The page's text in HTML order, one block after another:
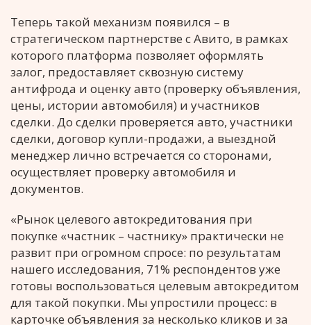
Теперь такой механизм появился – в
стратегическом партнерстве с Авито, в рамках
которого платформа позволяет оформлять
залог, предоставляет сквозную систему
антифрода и оценку авто (проверку объявления,
цены, истории автомобиля) и участников
сделки. До сделки проверяется авто, участники
сделки, договор купли-продажи, а выездной
менеджер лично встречается со сторонами,
осуществляет проверку автомобиля и
документов.
«Рынок целевого автокредитования при
покупке «частник – частнику» практически не
развит при огромном спросе: по результатам
нашего исследования, 71% респондентов уже
готовы воспользоваться целевым автокредитом
для такой покупки. Мы упростили процесс: в
карточке объявления за несколько кликов и за